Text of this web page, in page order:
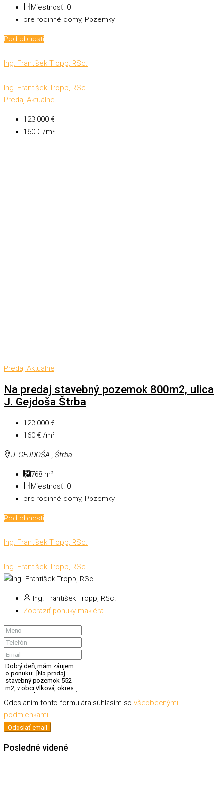
Miestnosť: 0
pre rodinné domy, Pozemky
Podrobnosti
Ing. František Tropp, RSc.
Ing. František Tropp, RSc.
Predaj Aktuálne
123 000 €
160 € /m²
Predaj Aktuálne
Na predaj stavebný pozemok 800m2, ulica
J. Gejdoša Štrba
123 000 €
160 € /m²
J. GEJDOŠA , Štrba
768 m²
Miestnosť: 0
pre rodinné domy, Pozemky
Podrobnosti
Ing. František Tropp, RSc.
Ing. František Tropp, RSc.
Ing. František Tropp, RSc.
Zobraziť ponuky makléra
Odoslaním tohto formulára súhlasím so všeobecnými
podmienkami
Odoslať email
Posledné videné